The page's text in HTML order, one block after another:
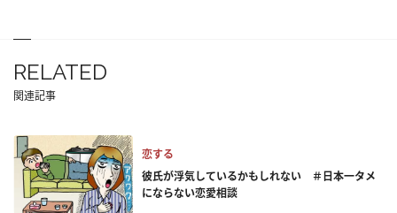
RELATED
関連記事
恋する
彼氏が浮気しているかもしれない ＃日本一タメ
にならない恋愛相談